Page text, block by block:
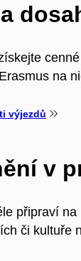
na
výjezdů
v
připraví
či kultuře